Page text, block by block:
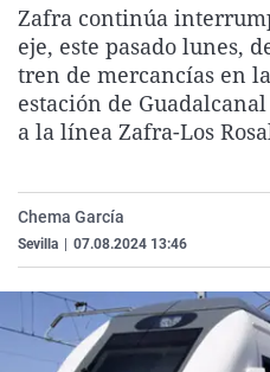
Zafra continúa
eje, este pasado lunes,
tren de mercancías en
estación de
a la línea Zafra-Los
Chema García
Sevilla 07.08.2024 13:46